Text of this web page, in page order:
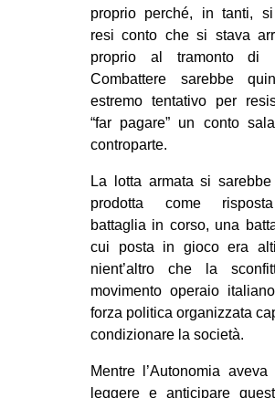
proprio perché, in tanti,
resi conto che si stava
proprio al tramonto di
Combattere sarebbe
estremo tentativo per
“far pagare” un conto
controparte.
La lotta armata si
prodotta come
battaglia in corso, una
cui posta in gioco era
nient’altro che la
movimento operaio
forza politica organizzata
condizionare la società.
Mentre l’Autonomia aveva
leggere e anticipare